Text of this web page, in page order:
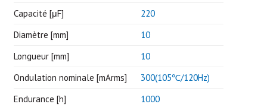
Capacité [μF]
220
Diamètre [mm]
10
Longueur [mm]
10
Ondulation nominale [mArms]
300(105℃/120Hz)
Endurance [h]
1000